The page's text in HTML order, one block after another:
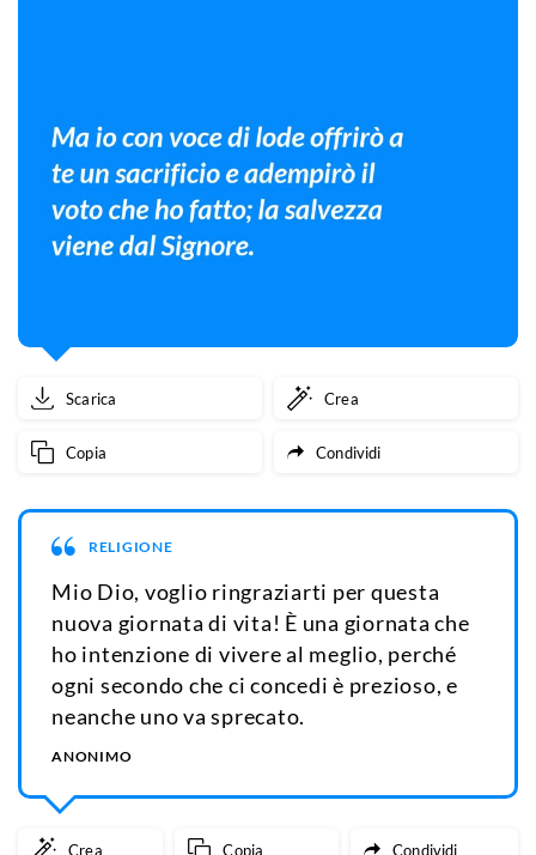
Scarica Crea
Copia Condividi
RELIGIONE
Mio Dio, voglio ringraziarti per questa
nuova giornata di vita! È una giornata che
ho intenzione di vivere al meglio, perché
ogni secondo che ci concedi è prezioso, e
neanche uno va sprecato.
ANONIMO
Crea Copia Condividi